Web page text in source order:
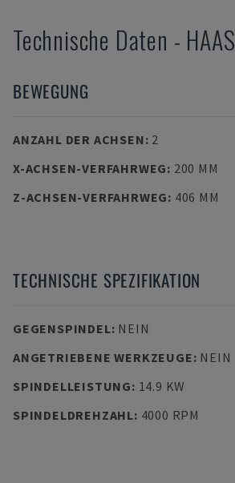
Technische Daten - HAAS
BEWEGUNG
ANZAHL DER ACHSEN: 2
X-ACHSEN-VERFAHRWEG: 200 MM
Z-ACHSEN-VERFAHRWEG: 406 MM
TECHNISCHE SPEZIFIKATION
GEGENSPINDEL: NEIN
ANGETRIEBENE WERKZEUGE: NEIN
SPINDELLEISTUNG: 14.9 KW
SPINDELDREHZAHL: 4000 RPM